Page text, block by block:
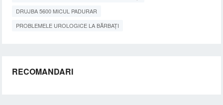
DRUJBA 5600 MICUL PADURAR
PROBLEMELE UROLOGICE LA BĂRBAȚI
RECOMANDARI